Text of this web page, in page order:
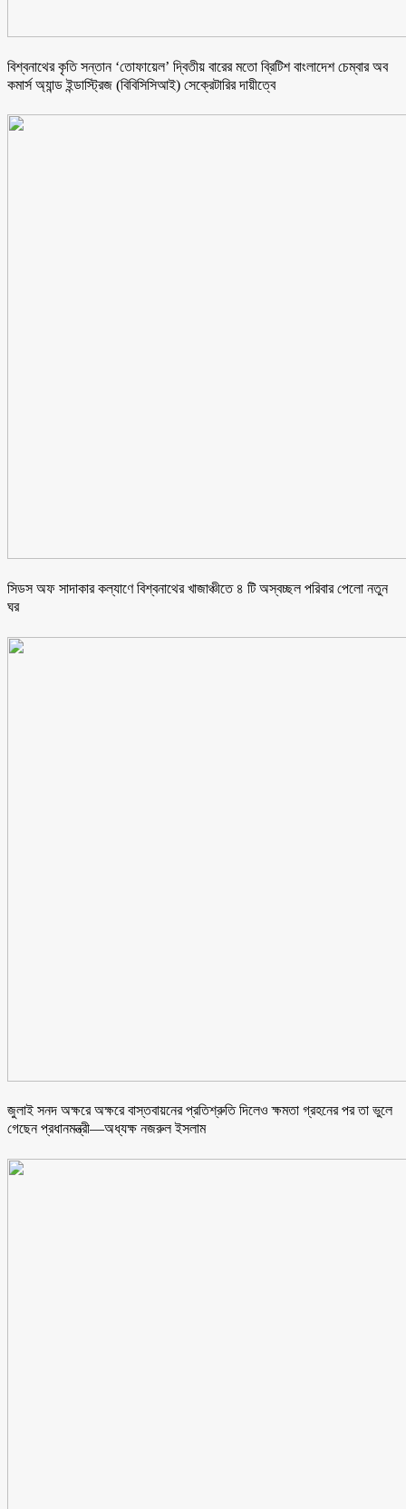
বিশ্বনাথের কৃতি সন্তান ‘তোফায়েল’ দ্বিতীয় বারের মতো ব্রিটিশ বাংলাদেশ চেম্বার অব
কমার্স অ্যান্ড ইন্ডাস্ট্রিজ (বিবিসিসিআই) সেক্রেটারির দায়ীত্বে
সিডস অফ সাদাকার কল্যাণে বিশ্বনাথের খাজাঞ্চীতে ৪ টি অস্বচ্ছল পরিবার পেলো নতুন
ঘর
জুলাই সনদ অক্ষরে অক্ষরে বাস্তবায়নের প্রতিশ্রুতি দিলেও ক্ষমতা গ্রহনের পর তা ভুলে
গেছেন প্রধানমন্ত্রী—অধ্যক্ষ নজরুল ইসলাম